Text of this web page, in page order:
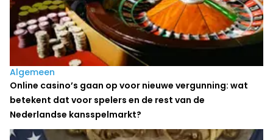
Algemeen
Online casino’s gaan op voor nieuwe vergunning: wat
betekent dat voor spelers en de rest van de
Nederlandse kansspelmarkt?